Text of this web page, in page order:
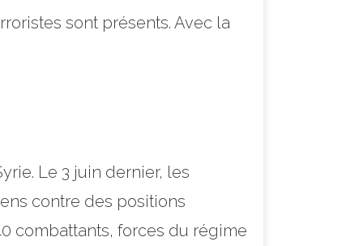
sont présents. Avec la
Le 3 juin dernier, les
contre des positions
combattants, forces du régime